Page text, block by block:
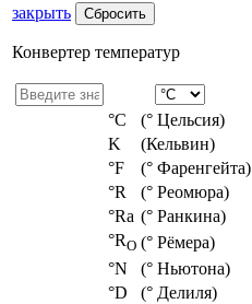
закрыть
Конвертер температур
°С
(° Цельсия)
K
(Кельвин)
°F
(° Фаренгейта)
°R
(° Реомюра)
°Ra (° Ранкина)
°RO (° Рёмера)
°N
(° Ньютона)
°D
(° Делиля)